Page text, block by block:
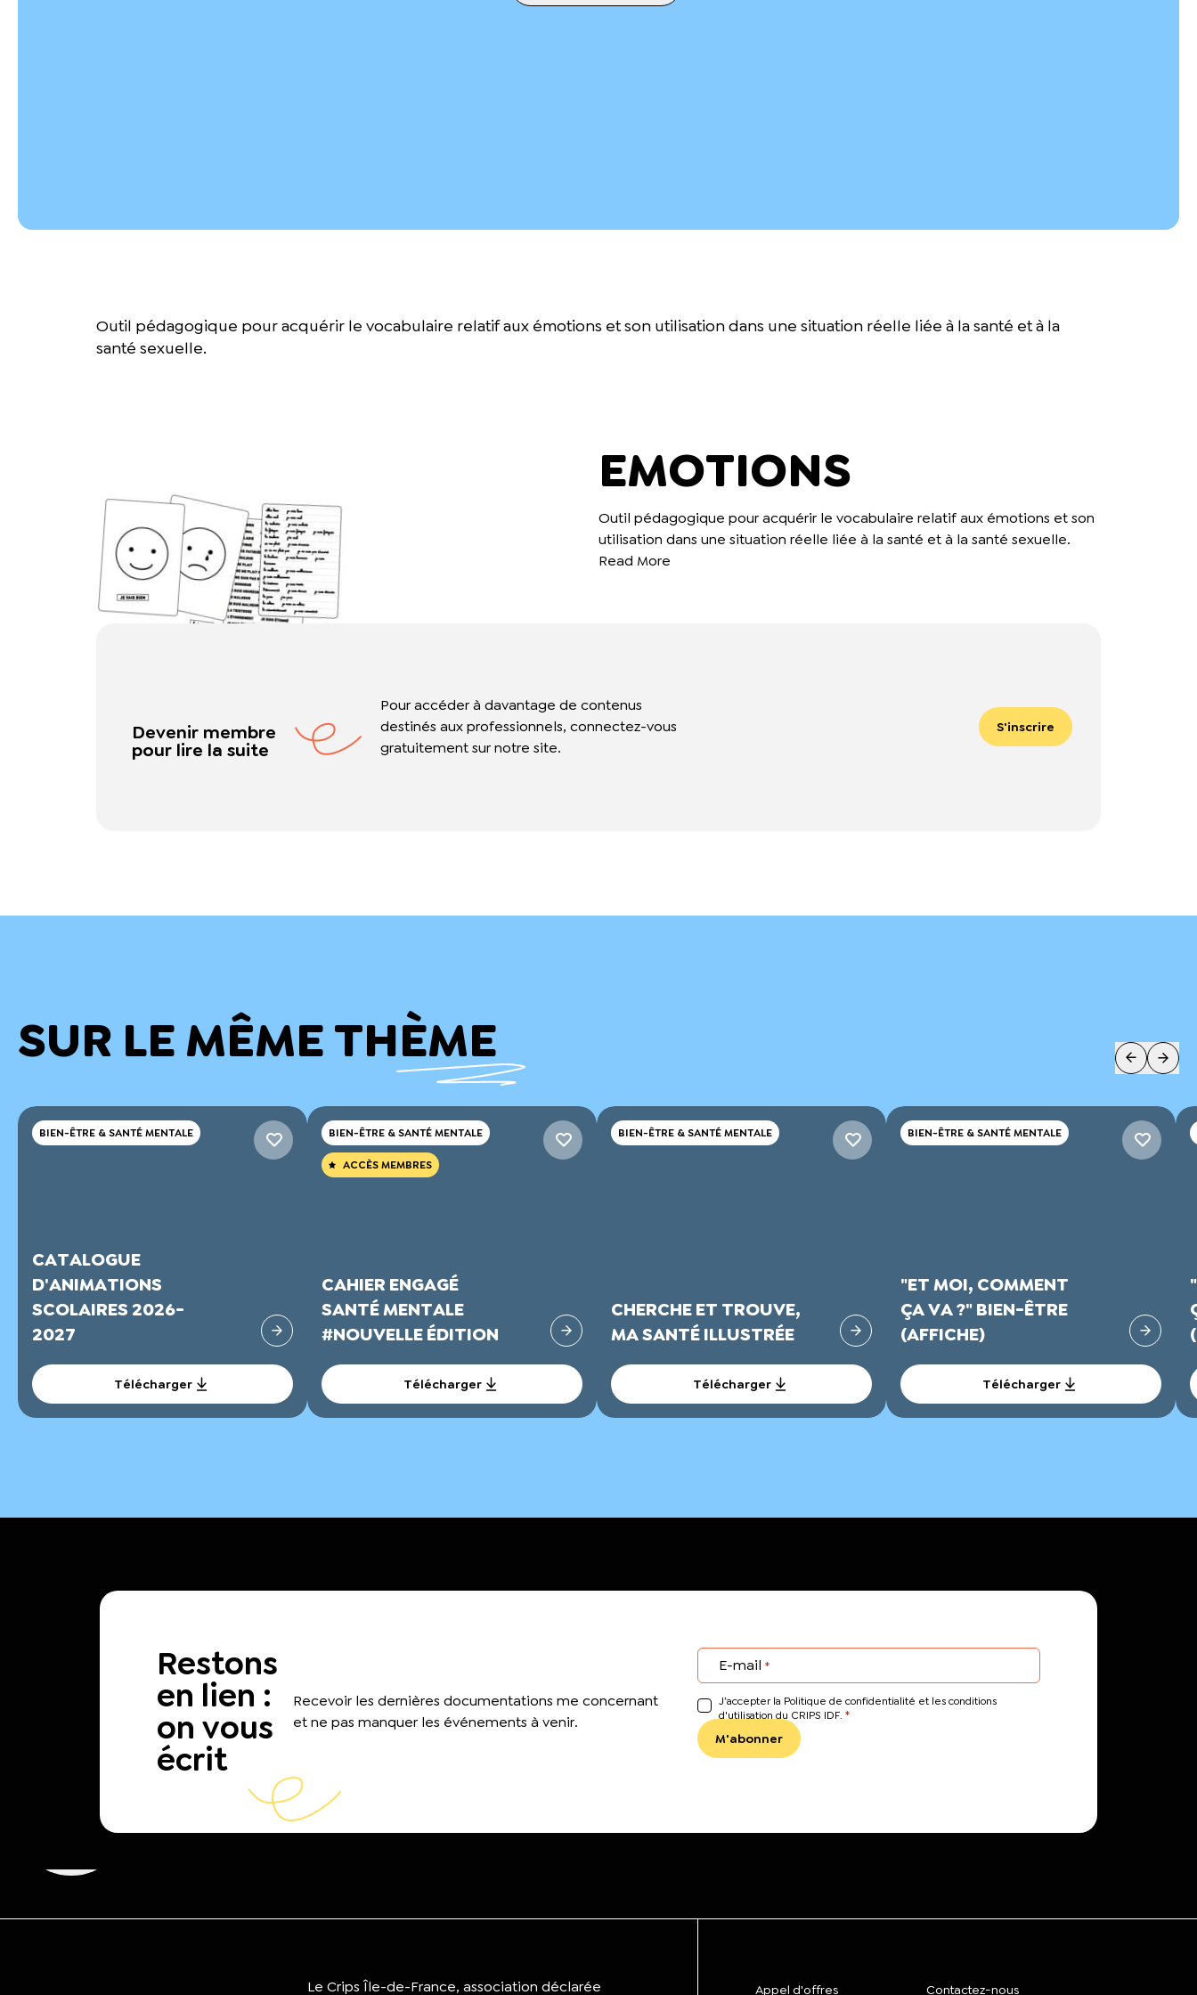
Outil pédagogique pour acquérir le vocabulaire relatif aux émotions et son utilisation dans une situation réelle liée à la santé et à la
santé sexuelle.
EMOTIONS
Outil pédagogique pour acquérir le vocabulaire relatif aux émotions et son
utilisation dans une situation réelle liée à la santé et à la santé sexuelle.
Read More
Devenir membre
pour lire la suite
Pour accéder à davantage de contenus
destinés aux professionnels, connectez-vous
gratuitement sur notre site.
S'inscrire
SUR LE MÊME THÈME
BIEN-ÊTRE & SANTÉ MENTALE
CATALOGUE
D'ANIMATIONS
SCOLAIRES 2026-
2027
Télécharger
BIEN-ÊTRE & SANTÉ MENTALE
ACCÈS MEMBRES
CAHIER ENGAGÉ
SANTÉ MENTALE
#NOUVELLE ÉDITION
Télécharger
BIEN-ÊTRE & SANTÉ MENTALE
CHERCHE ET TROUVE,
MA SANTÉ ILLUSTRÉE
Télécharger
BIEN-ÊTRE & SANTÉ MENTALE
"ET MOI, COMMENT
ÇA VA ?" BIEN-ÊTRE
(AFFICHE)
Télécharger
Restons
en lien :
on vous
écrit
Recevoir les dernières documentations me concernant
et ne pas manquer les événements à venir.
E-mail *
J’accepter la Politique de confidentialité et les conditions
d'utilisation du CRIPS IDF. *
Le Crips Île-de-France, association déclarée Appel d'offres Contactez-nous